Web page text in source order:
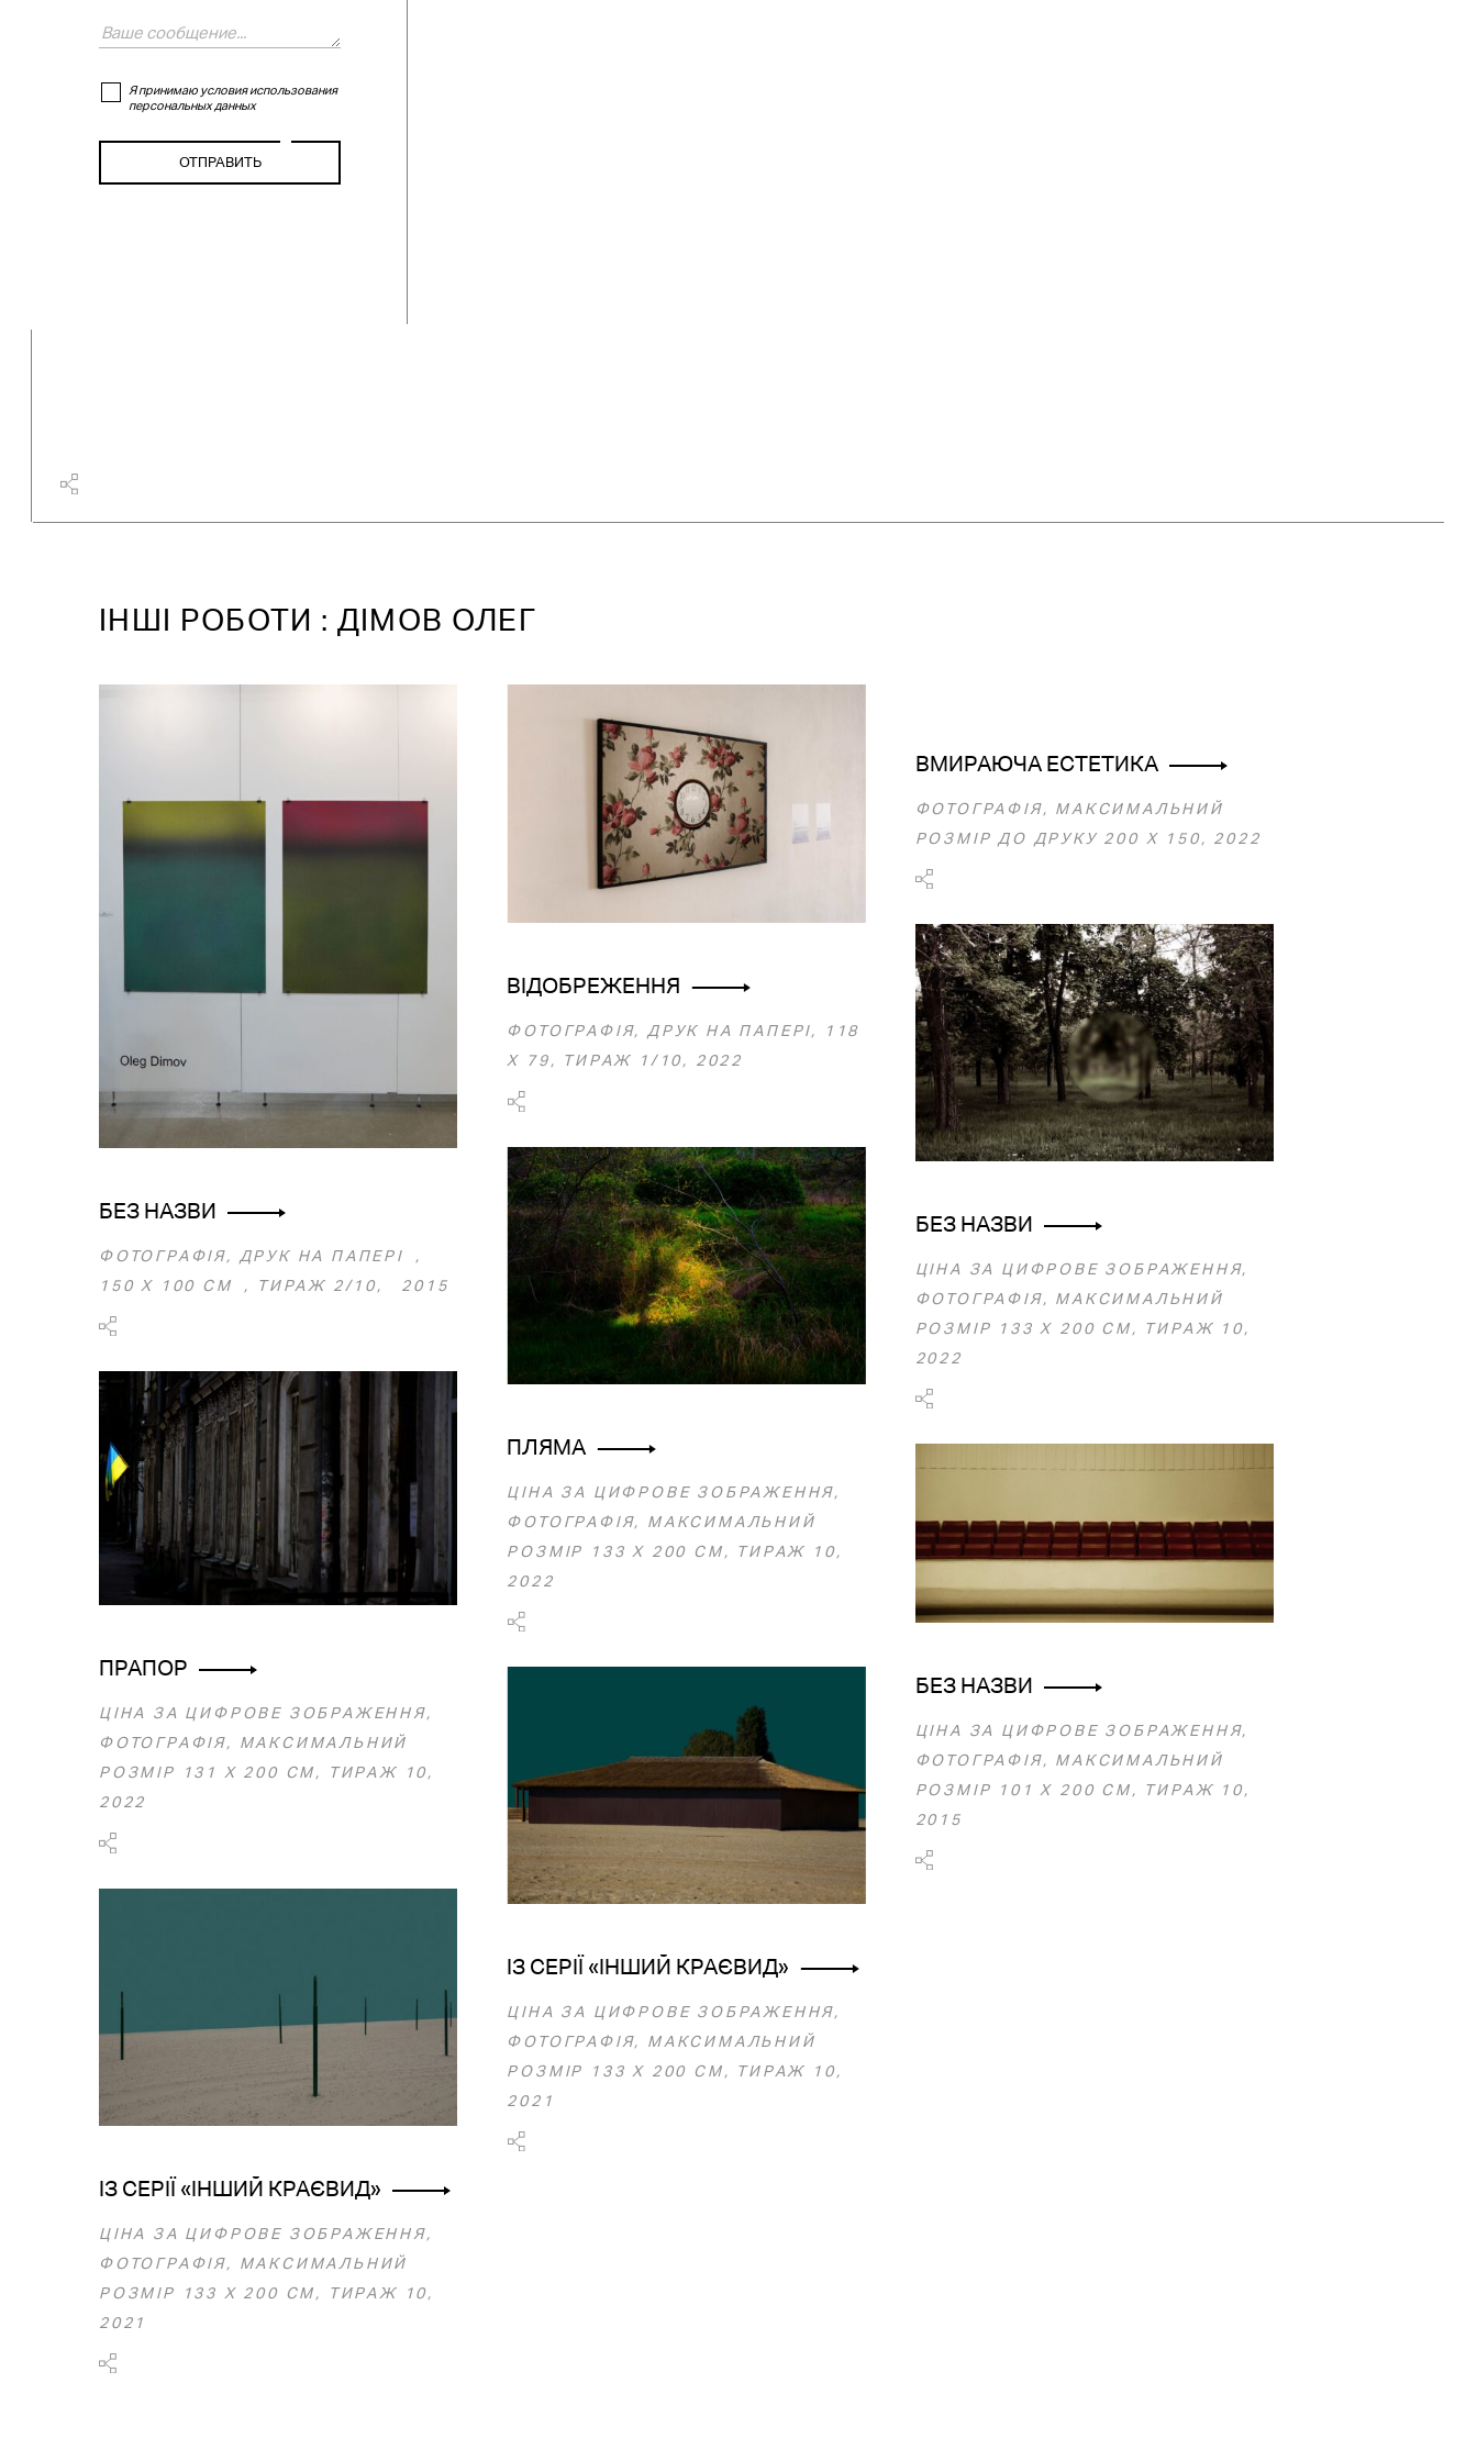
Я принимаю условия использования
персональных данных
IНШІ РОБОТИ : ДІМОВ ОЛЕГ
БЕЗ НАЗВИ
ФОТОГРАФІЯ, ДРУК НА ПАПЕРІ ,
150 Х 100 СМ , ТИРАЖ 2/10, 2015
ВІДОБРЕЖЕННЯ
ФОТОГРАФІЯ, ДРУК НА ПАПЕРІ, 118
X 79, ТИРАЖ 1/10, 2022
ВМИРАЮЧА ЕСТЕТИКА
ФОТОГРАФІЯ, МАКСИМАЛЬНИЙ
РОЗМІР ДО ДРУКУ 200 Х 150, 2022
ПРАПОР
ЦІНА ЗА ЦИФРОВЕ ЗОБРАЖЕННЯ,
ФОТОГРАФІЯ, МАКСИМАЛЬНИЙ
РОЗМІР 131 Х 200 СМ, ТИРАЖ 10,
2022
ПЛЯМА
ЦІНА ЗА ЦИФРОВЕ ЗОБРАЖЕННЯ,
ФОТОГРАФІЯ, МАКСИМАЛЬНИЙ
РОЗМІР 133 Х 200 СМ, ТИРАЖ 10,
2022
БЕЗ НАЗВИ
ЦІНА ЗА ЦИФРОВЕ ЗОБРАЖЕННЯ,
ФОТОГРАФІЯ, МАКСИМАЛЬНИЙ
РОЗМІР 133 Х 200 СМ, ТИРАЖ 10,
2022
ІЗ СЕРІЇ «ІНШИЙ КРАЄВИД»
ЦІНА ЗА ЦИФРОВЕ ЗОБРАЖЕННЯ,
ФОТОГРАФІЯ, МАКСИМАЛЬНИЙ
РОЗМІР 133 Х 200 СМ, ТИРАЖ 10,
2021
ІЗ СЕРІЇ «ІНШИЙ КРАЄВИД»
ЦІНА ЗА ЦИФРОВЕ ЗОБРАЖЕННЯ,
ФОТОГРАФІЯ, МАКСИМАЛЬНИЙ
РОЗМІР 133 Х 200 СМ, ТИРАЖ 10,
2021
БЕЗ НАЗВИ
ЦІНА ЗА ЦИФРОВЕ ЗОБРАЖЕННЯ,
ФОТОГРАФІЯ, МАКСИМАЛЬНИЙ
РОЗМІР 101 Х 200 СМ, ТИРАЖ 10,
2015